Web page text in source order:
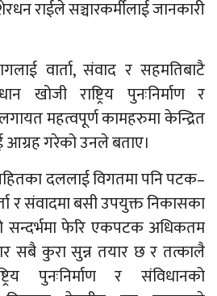
राईले सञ्चारकर्मीलाई जानकारी
वार्ता, संवाद र सहमतिबाटै
खोजी राष्ट्रिय पुनःनिर्माण र
महत्वपूर्ण कामहरुमा केन्द्रित
गरेको उनले बताए।
दललाई विगतमा पनि पटक–
र संवादमा बसी उपयुक्त निकासका
सन्दर्भमा फेरि एकपटक अधिकतम
सबै कुरा सुन्न तयार छ र तत्कालै
पुनःनिर्माण र संविधानको